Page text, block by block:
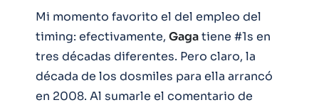
Mi momento favorito el del empleo del
timing: efectivamente, Gagatiene #1s en
tres décadas diferentes. Pero claro, la
década de los dosmiles para ella arrancó
en 2008. Al sumarle el comentario de